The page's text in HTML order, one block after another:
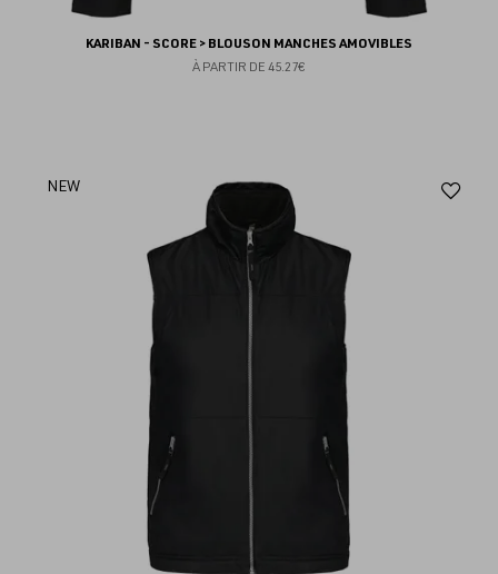
KARIBAN - SCORE > BLOUSON MANCHES AMOVIBLES
À PARTIR DE 45.27€
NEW